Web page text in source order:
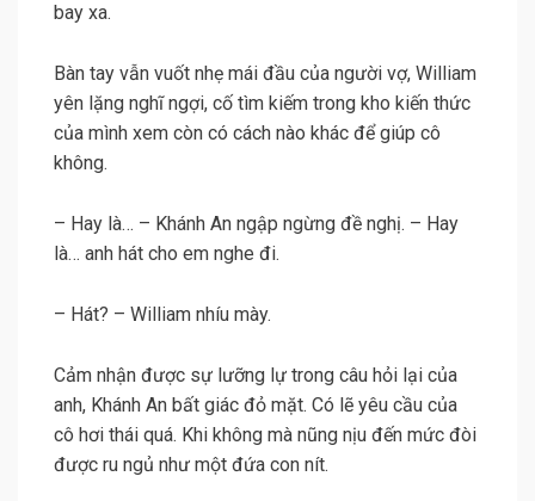
bay xa.
Bàn tay vẫn vuốt nhẹ mái đầu của người vợ, William
yên lặng nghĩ ngợi, cố tìm kiếm trong kho kiến thức
của mình xem còn có cách nào khác để giúp cô
không.
– Hay là… – Khánh An ngập ngừng đề nghị. – Hay
là… anh hát cho em nghe đi.
– Hát? – William nhíu mày.
Cảm nhận được sự lưỡng lự trong câu hỏi lại của
anh, Khánh An bất giác đỏ mặt. Có lẽ yêu cầu của
cô hơi thái quá. Khi không mà nũng nịu đến mức đòi
được ru ngủ như một đứa con nít.